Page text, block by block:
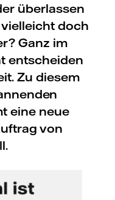
überlassen
doch
Ganz im
entscheiden
Zu diesem
eine neue
von